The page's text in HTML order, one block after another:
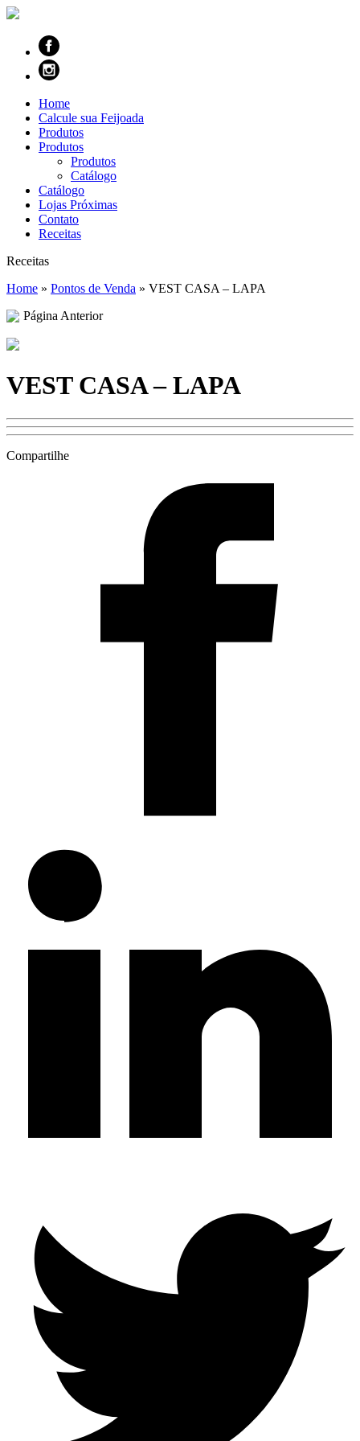
Home
Calcule sua Feijoada
Produtos
Produtos
Produtos
Catálogo
Catálogo
Lojas Próximas
Contato
Receitas
Receitas
Home » Pontos de Venda » VEST CASA – LAPA
Página Anterior
VEST CASA – LAPA
Compartilhe